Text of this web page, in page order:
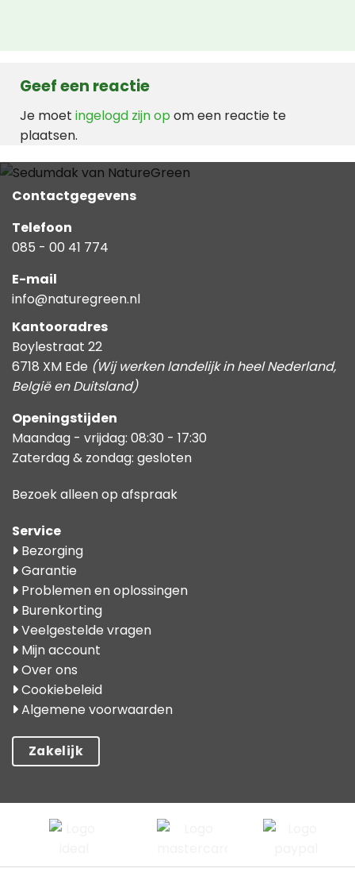
Geef een reactie
Je moet ingelogd zijn op om een reactie te
plaatsen.
Contactgegevens
Telefoon
085 - 00 41 774
E-mail
info@naturegreen.nl
Kantooradres
Boylestraat 22
6718 XM Ede (Wij werken landelijk in heel Nederland,
België en Duitsland)
Openingstijden
Maandag - vrijdag: 08:30 - 17:30
Zaterdag & zondag: gesloten
Bezoek alleen op afspraak
Service
Bezorging
Garantie
Problemen en oplossingen
Burenkorting
Veelgestelde vragen
Mijn account
Over ons
Cookiebeleid
Algemene voorwaarden
Zakelijk